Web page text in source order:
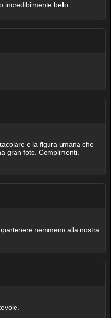
incredibilmente bello.
e la figura umana che
gran foto. Complimenti.
nemmeno alla nostra